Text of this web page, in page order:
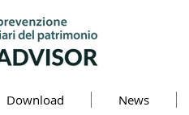
Download News